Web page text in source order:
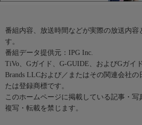
番組内容、放送時間などが実際の放送内容
す。
番組データ提供元：IPG Inc.
TiVo、Gガイド、G-GUIDE、およびGガイ
Brands LLCおよび／またはその関連会社の
たは登録商標です。
このホームページに掲載している記事・
複写・転載を禁じます。